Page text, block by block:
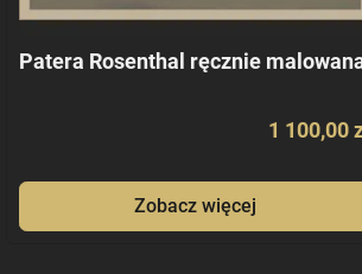
Patera Rosenthal ręcznie
1 100,00
Zobacz więcej